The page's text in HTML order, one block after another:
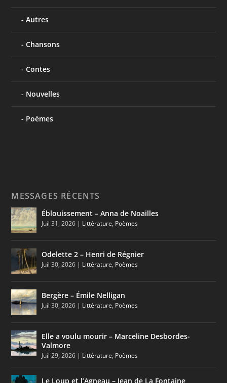
Autres
Chansons
Contes
Nouvelles
Poèmes
MESSAGES RÉCENTS
Éblouissement – Anna de Noailles
Juil 31, 2026 | Littérature, Poèmes
Odelette 2 – Henri de Régnier
Juil 30, 2026 | Littérature, Poèmes
Bergère – Émile Nelligan
Juil 30, 2026 | Littérature, Poèmes
Elle a voulu mourir – Marceline Desbordes-
Valmore
Juil 29, 2026 | Littérature, Poèmes
Le Loup et l’Agneau – Jean de La Fontaine